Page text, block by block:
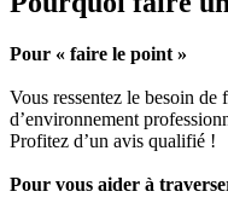
Pour « faire le point »
Vous ressentez le besoin
d’environnement
Profitez d’un avis qualifié !
Pour vous aider à